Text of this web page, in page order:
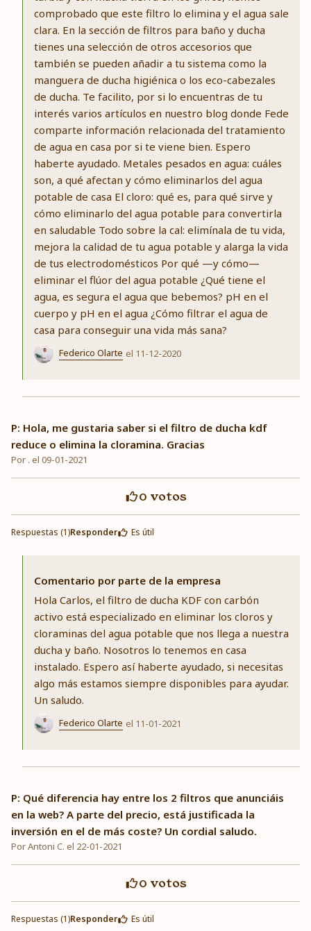
comprobado que este filtro lo elimina y el agua sale
clara. En la sección de filtros para baño y ducha
tienes una selección de otros accesorios que
también se pueden añadir a tu sistema como la
manguera de ducha higiénica o los eco-cabezales
de ducha. Te facilito, por si lo encuentras de tu
interés varios artículos en nuestro blog donde Fede
comparte información relacionada del tratamiento
de agua en casa por si te viene bien. Espero
haberte ayudado. Metales pesados en agua: cuáles
son, a qué afectan y cómo eliminarlos del agua
potable de casa El cloro: qué es, para qué sirve y
cómo eliminarlo del agua potable para convertirla
en saludable Todo sobre la cal: elimínala de tu vida,
mejora la calidad de tu agua potable y alarga la vida
de tus electrodomésticos Por qué —y cómo—
eliminar el flúor del agua potable ¿Qué tiene el
agua, es segura el agua que bebemos? pH en el
cuerpo y pH en el agua ¿Cómo filtrar el agua de
casa para conseguir una vida más sana?
Federico Olarte el 11-12-2020
P: Hola, me gustaria saber si el filtro de ducha kdf
reduce o elimina la cloramina. Gracias
Por . el 09-01-2021
0 votos
Respuestas (1)Responder Es útil
Comentario por parte de la empresa
Hola Carlos, el filtro de ducha KDF con carbón
activo está especializado en eliminar los cloros y
cloraminas del agua potable que nos llega a nuestra
ducha y baño. Nosotros lo tenemos en casa
instalado. Espero así haberte ayudado, si necesitas
algo más estamos siempre disponibles para ayudar.
Un saludo.
Federico Olarte el 11-01-2021
P: Qué diferencia hay entre los 2 filtros que anunciáis
en la web? A parte del precio, está justificada la
inversión en el de más coste? Un cordial saludo.
Por Antoni C. el 22-01-2021
0 votos
Respuestas (1)Responder Es útil